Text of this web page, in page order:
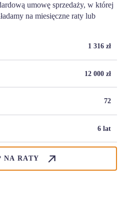
umowę sprzedaży, w której
na miesięczne raty lub
1 316 zł
12 000 zł
72
6 lat
NA RATY